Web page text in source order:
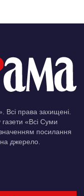
Всі права захищені.
газети «Всі Суми
посилання
на джерело.